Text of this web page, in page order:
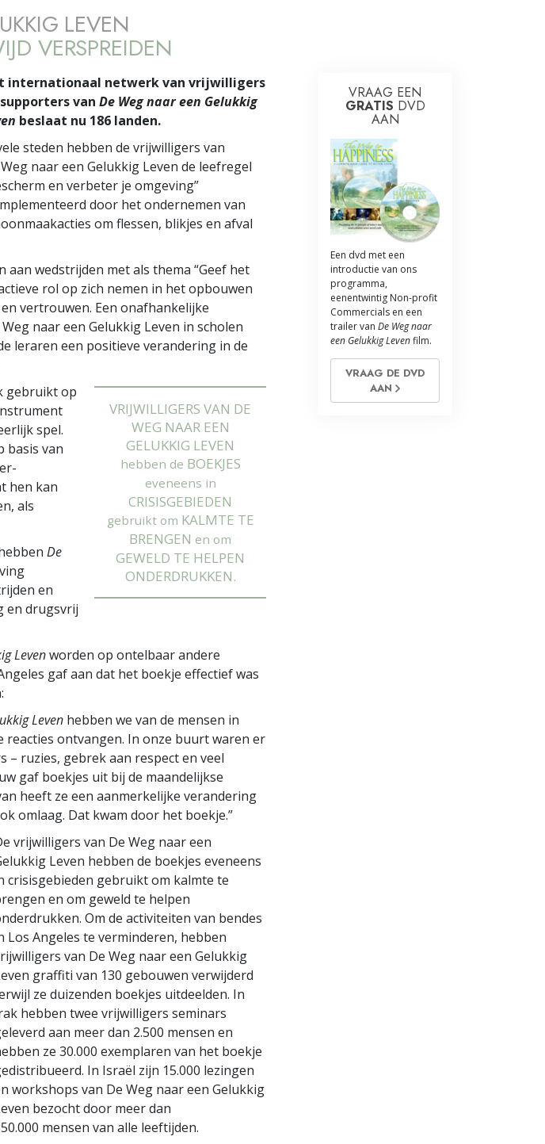
Communicatie
LEVEN
VERSPREIDEN
internationaal netwerk van vrijwilligers
van De Weg naar een Gelukkig
beslaat nu 186 landen.
steden hebben de vrijwilligers van
naar een Gelukkig Leven de leefregel
en verbeter je omgeving”
door het ondernemen van
om flessen, blikjes en afval
wedstrijden met als thema “Geef het
rol op zich nemen in het opbouwen
vertrouwen. Een onafhankelijke
naar een Gelukkig Leven in scholen
leraren een positieve verandering in de
VRIJWILLIGERS VAN DE
WEG NAAR EEN
GELUKKIG LEVEN
hebben de BOEKJES
eveneens in
CRISISGEBIEDEN
gebruikt om KALMTE TE
BRENGEN en om
GEWELD TE HELPEN
ONDERDRUKKEN.
gebruikt op
spel.
basis van
hen kan
als
De
en
en drugsvrij
Levenworden op ontelbaar andere
gaf aan dat het boekje effectief was
Leven hebben we van de mensen in
ontvangen. In onze buurt waren er
ruzies, gebrek aan respect en veel
gaf boekjes uit bij de maandelijkse
heeft ze een aanmerkelijke verandering
omlaag. Dat kwam door het boekje.”
vrijwilligers van De Weg naar een
Leven hebben de boekjes eveneens
crisisgebieden gebruikt om kalmte te
en om geweld te helpen
Om de activiteiten van bendes
Los Angeles te verminderen, hebben
van De Weg naar een Gelukkig
graffiti van 130 gebouwen verwijderd
ze duizenden boekjes uitdeelden. In
hebben twee vrijwilligers seminars
aan meer dan 2.500 mensen en
ze 30.000 exemplaren van het boekje
In Israël zijn 15.000 lezingen
workshops van De Weg naar een Gelukkig
bezocht door meer dan
mensen van alle leeftijden.
VRAAG EEN
GRATIS DVD
AAN
Een dvd met een
introductie van ons
programma,
eenentwintig Non-profit
Commercials en een
trailer van De Weg naar
een Gelukkig Levenfilm.
VRAAG DE DVD
AAN